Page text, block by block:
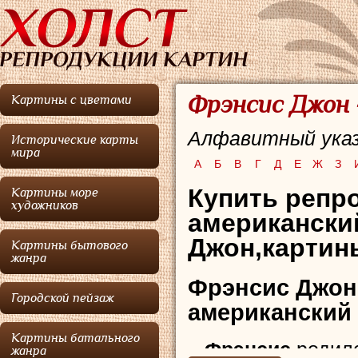
Картины с цветами
Исторические карты
мира
Картины море
художников
Картины бытового
жанра
Городской пейзаж
Картины батального
жанра
Фрэнсис Джон
Алфавитный
А Б В Г Д Е Ж З
Купить
Фрэнсис Джон
Фрэнсис